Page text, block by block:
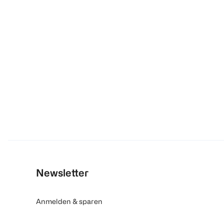
Newsletter
Anmelden & sparen